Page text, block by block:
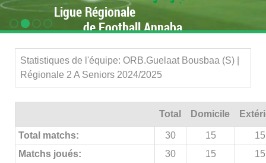
Ligue Régionale
de Football Annaba
Statistiques de l'équipe: ORB.Guelaat Bousbaa (S) |
Régionale 2 A Seniors 2024/2025
Total Domicile
Total matchs: 30 15
15
Matchs joués:
30 15
15